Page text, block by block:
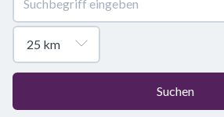
Suchen